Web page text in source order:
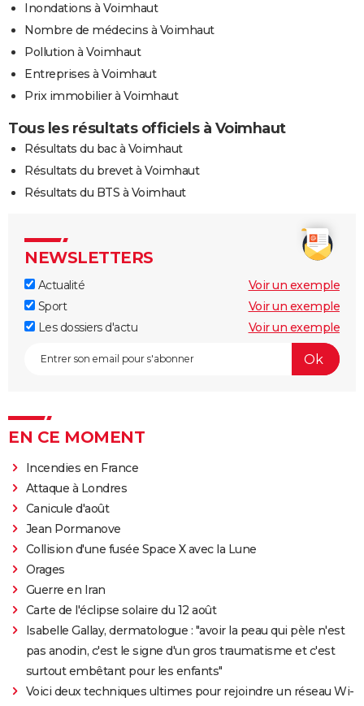
Inondations à Voimhaut
Nombre de médecins à Voimhaut
Pollution à Voimhaut
Entreprises à Voimhaut
Prix immobilier à Voimhaut
Tous les résultats officiels à Voimhaut
Résultats du bac à Voimhaut
Résultats du brevet à Voimhaut
Résultats du BTS à Voimhaut
NEWSLETTERS
Actualité
Voir un exemple
Sport
Voir un exemple
Les dossiers d'actu
Voir un exemple
EN CE MOMENT
Incendies en France
Attaque à Londres
Canicule d'août
Jean Pormanove
Collision d'une fusée Space X avec la Lune
Orages
Guerre en Iran
Carte de l'éclipse solaire du 12 août
Isabelle Gallay, dermatologue : "avoir la peau qui pèle n'est
pas anodin, c'est le signe d'un gros traumatisme et c'est
surtout embêtant pour les enfants"
Voici deux techniques ultimes pour rejoindre un réseau Wi-